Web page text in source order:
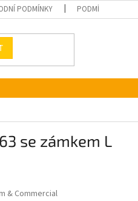
PODMÍNKY PODMÍNKY
se zámkem L
& Commercial